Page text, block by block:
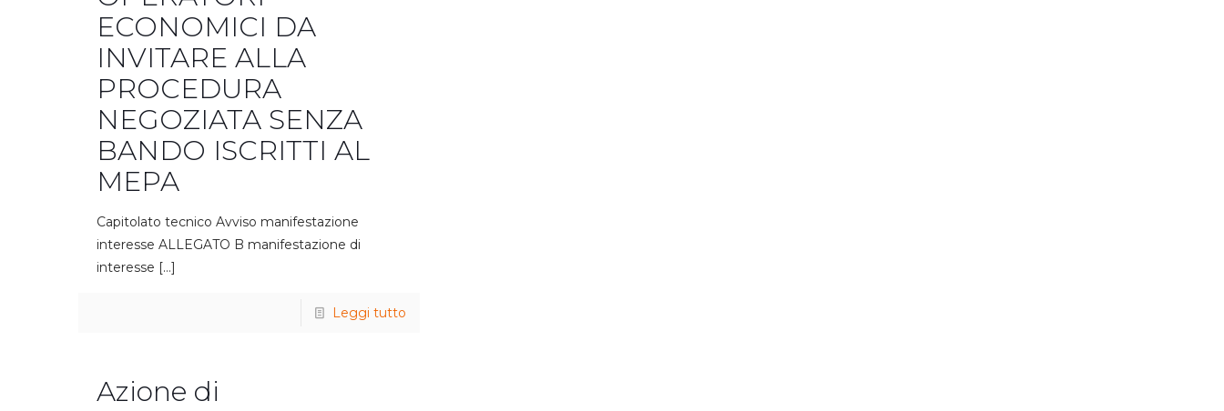
ECONOMICI DA
INVITARE ALLA
PROCEDURA
NEGOZIATA SENZA
BANDO ISCRITTI AL
MEPA
Capitolato tecnico Avviso manifestazione
interesse ALLEGATO B manifestazione di
interesse […]
Leggi tutto
Azione di